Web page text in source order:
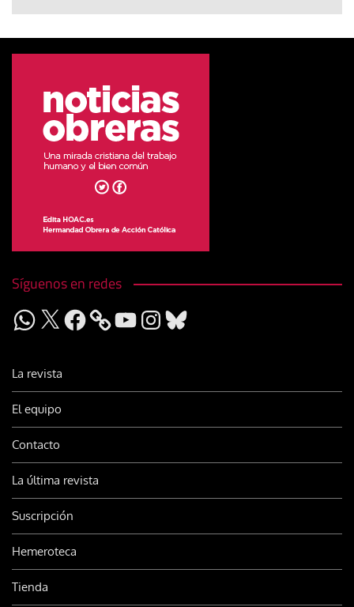
Síguenos en redes
WhatsApp
X Facebook YouTubeInstagram
Bluesky
La revista
El equipo
Contacto
La última revista
Suscripción
Hemeroteca
Tienda